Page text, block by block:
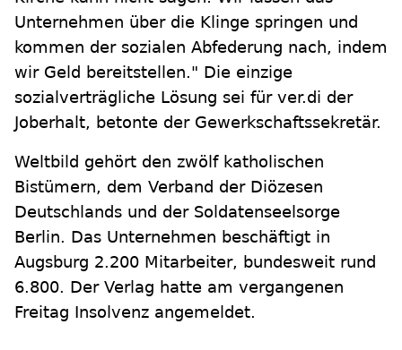
Unternehmen über die Klinge springen und
kommen der sozialen Abfederung nach, indem
wir Geld bereitstellen." Die einzige
sozialverträgliche Lösung sei für ver.di der
Joberhalt, betonte der Gewerkschaftssekretär.
Weltbild gehört den zwölf katholischen
Bistümern, dem Verband der Diözesen
Deutschlands und der Soldatenseelsorge
Berlin. Das Unternehmen beschäftigt in
Augsburg 2.200 Mitarbeiter, bundesweit rund
6.800. Der Verlag hatte am vergangenen
Freitag Insolvenz angemeldet.